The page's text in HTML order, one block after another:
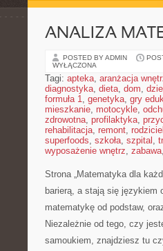
ANALIZA
POSTED BY ADMIN
WYŁĄCZONA
Tagi: apteka, aranżacja
diagnostyka, dieta, dom,
formuła 1, genetyka, gry
mieszkanie, motocykle,
zdrowotna, profilaktyka,
rehabilitacja, remont,
superfoods, szkoła, szpital ,
wyposażenie wnętrz, zabawa,
Strona „Matematyka dla
barierą, a stają się językiem
matematykę od podstaw,
Niezależnie od tego, czy
samoukiem, znajdziesz tu